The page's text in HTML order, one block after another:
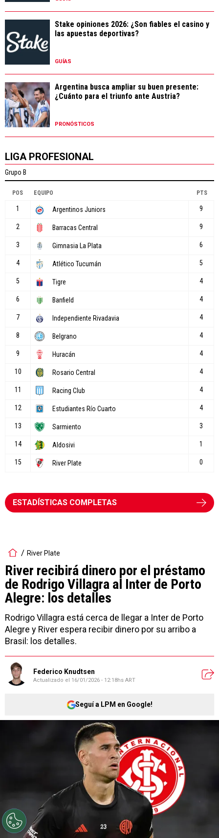
Stake opiniones 2026: ¿Son fiables el casino y
las apuestas deportivas?
GUÍAS
Argentina busca ampliar su buen presente:
¿Cuánto para el triunfo ante Austria?
PRONÓSTICOS
LIGA PROFESIONAL
ESTADÍSTICAS COMPLETAS
River Plate
River recibirá dinero por el préstamo
de Rodrigo Villagra al Inter de Porto
Alegre: los detalles
Rodrigo Villagra está cerca de llegar a Inter de Porto
Alegre y River espera recibir dinero por su arribo a
Brasil: los detalles.
Federico Knudtsen
Actualizado el 16/01/2026 - 12:18hs ART
Seguí a LPM en Google!